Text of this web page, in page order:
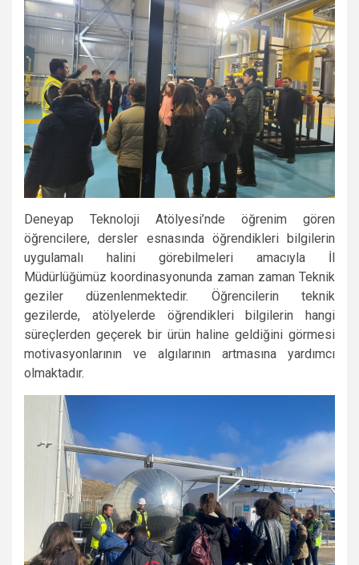
Deneyap Teknoloji Atölyesi’nde öğrenim gören
öğrencilere, dersler esnasında öğrendikleri bilgilerin
uygulamalı halini görebilmeleri amacıyla İl
Müdürlüğümüz koordinasyonunda zaman zaman Teknik
geziler düzenlenmektedir. Öğrencilerin teknik
gezilerde, atölyelerde öğrendikleri bilgilerin hangi
süreçlerden geçerek bir ürün haline geldiğini görmesi
motivasyonlarının ve algılarının artmasına yardımcı
olmaktadır.